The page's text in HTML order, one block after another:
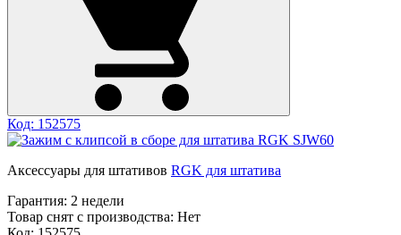
Код: 152575
Аксессуары для штативов RGK для штатива
Гарантия: 2 недели
Товар снят с производства: Нет